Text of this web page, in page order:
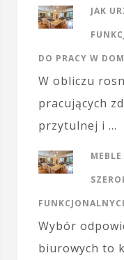
JAK
DO PRACY W
W obliczu
pracujących
przytulnej i …
Wybór
biurowych to